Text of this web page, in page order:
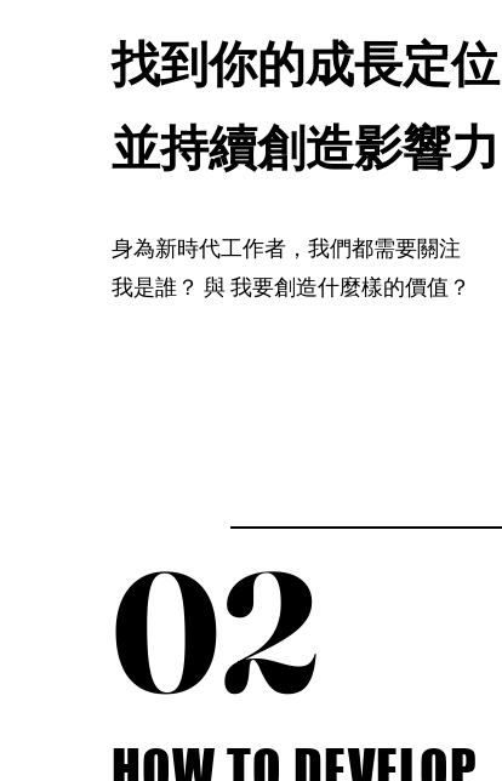
​找到你的成長定位
並持續創造影響力
​身為新時代工作者，我們都需要關注
我是誰？ 與 我要創造什麼樣的價值？
02
02